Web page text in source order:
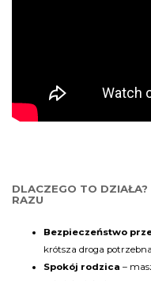
DLACZEGO TO DZIAŁA?
RAZU
Bezpieczeństwo
krótsza droga
Spokój rodzica –